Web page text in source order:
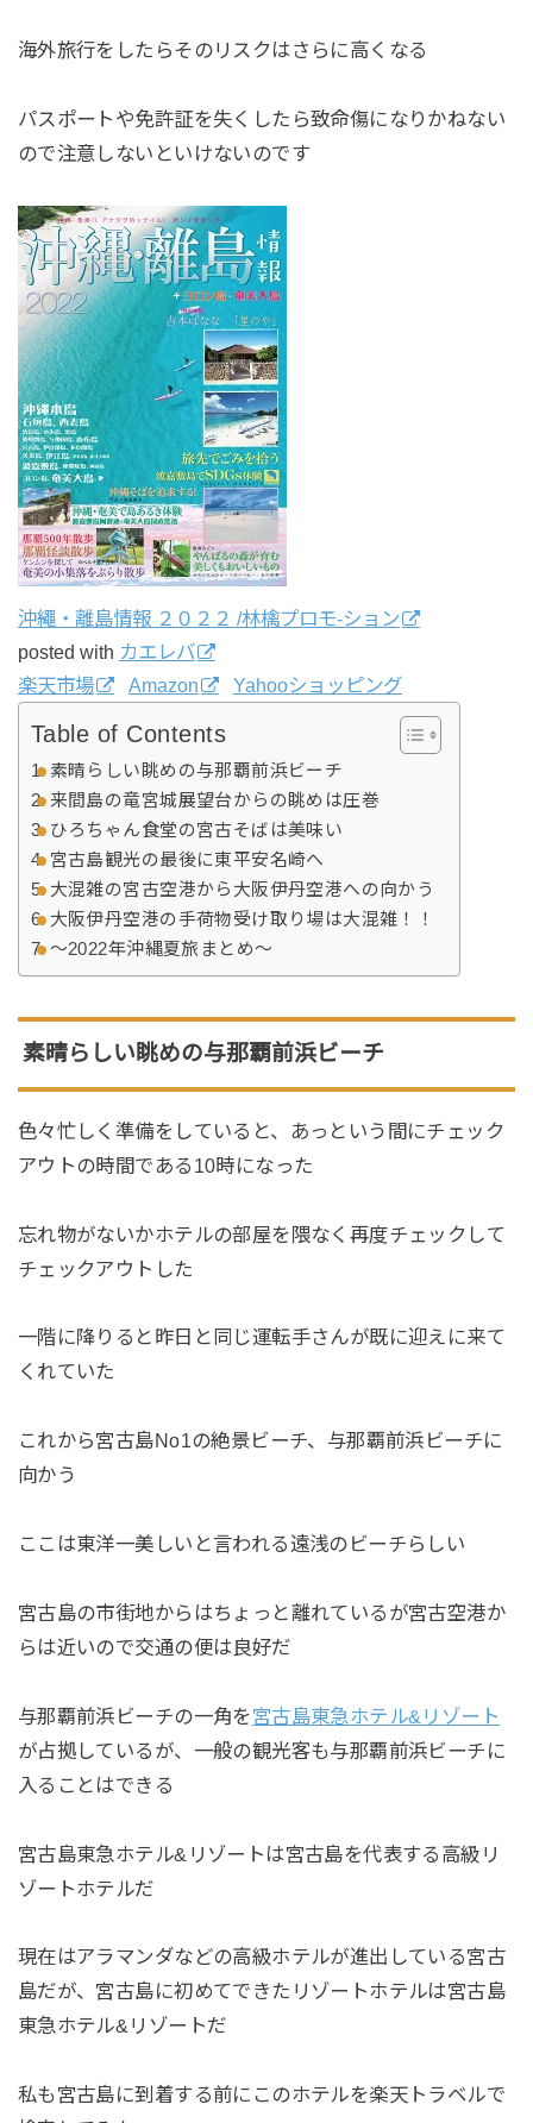
海外旅行をしたらそのリスクはさらに高くなる
パスポートや免許証を失くしたら致命傷になりかねない
ので注意しないといけないのです
沖繩・離島情報 ２０２２ /林檎プロモ-ション
posted with カエレバ
楽天市場
Amazon Yahooショッピング
Table of Contents
素晴らしい眺めの与那覇前浜ビーチ
来間島の竜宮城展望台からの眺めは圧巻
ひろちゃん食堂の宮古そばは美味い
宮古島観光の最後に東平安名崎へ
大混雑の宮古空港から大阪伊丹空港への向かう
大阪伊丹空港の手荷物受け取り場は大混雑！！
〜2022年沖縄夏旅まとめ〜
素晴らしい眺めの与那覇前浜ビーチ
色々忙しく準備をしていると、あっという間にチェック
アウトの時間である10時になった
忘れ物がないかホテルの部屋を隈なく再度チェックして
チェックアウトした
一階に降りると昨日と同じ運転手さんが既に迎えに来て
くれていた
これから宮古島No1の絶景ビーチ、与那覇前浜ビーチに
向かう
ここは東洋一美しいと言われる遠浅のビーチらしい
宮古島の市街地からはちょっと離れているが宮古空港か
らは近いので交通の便は良好だ
与那覇前浜ビーチの一角を宮古島東急ホテル&リゾート
が占拠しているが、一般の観光客も与那覇前浜ビーチに
入ることはできる
宮古島東急ホテル&リゾートは宮古島を代表する高級リ
ゾートホテルだ
現在はアラマンダなどの高級ホテルが進出している宮古
島だが、宮古島に初めてできたリゾートホテルは宮古島
東急ホテル&リゾートだ
私も宮古島に到着する前にこのホテルを楽天トラベルで